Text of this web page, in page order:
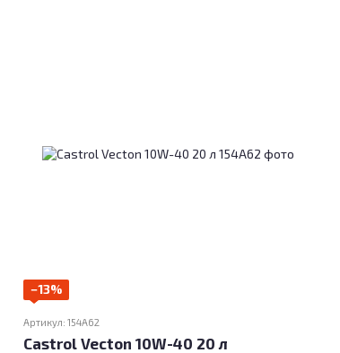
−13%
Артикул: 154A62
Castrol Vecton 10W-40 20 л